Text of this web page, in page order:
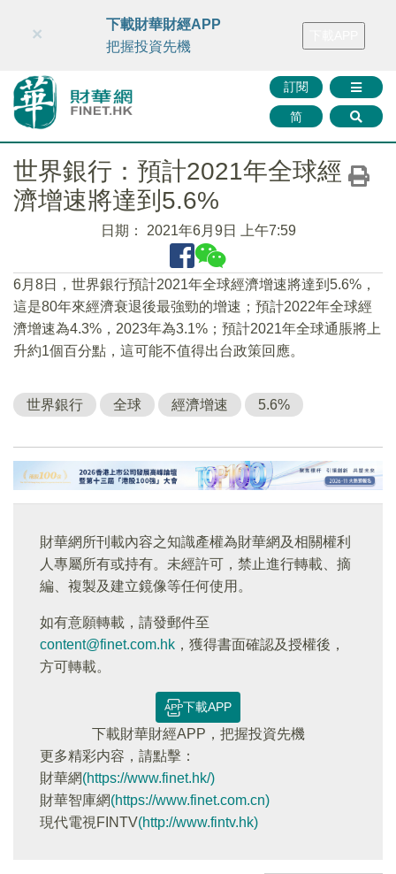
財華智庫網 FINTV FINMETA 財華證券 媒體矩陣
訂閱
简
×
下載財華財經APP
把握投資先機
世界銀行：預計2021年全球經
濟增速將達到5.6%
日期： 2021年6月9日 上午7:59
6月8日，世界銀行預計2021年全球經濟增速將達到5.6%，
這是80年來經濟衰退後最強勁的增速；預計2022年全球經
濟增速為4.3%，2023年為3.1%；預計2021年全球通脹將上
升約1個百分點，這可能不值得出台政策回應。
世界銀行 全球 經濟增速 5.6%
財華網所刊載內容之知識產權為財華網及相關權利
人專屬所有或持有。未經許可，禁止進行轉載、摘
編、複製及建立鏡像等任何使用。
如有意願轉載，請發郵件至
content@finet.com.hk ，獲得書面確認及授權後，
方可轉載。
下載APP
下載財華財經APP，把握投資先機
更多精彩内容，請點擊：
財華網(https://www.finet.hk/)
財華智庫網(https://www.finet.com.cn)
現代電視FINTV(http://www.fintv.hk)